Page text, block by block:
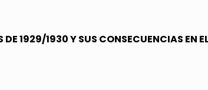
DE 1929/1930 Y SUS CONSECUENCIAS EN